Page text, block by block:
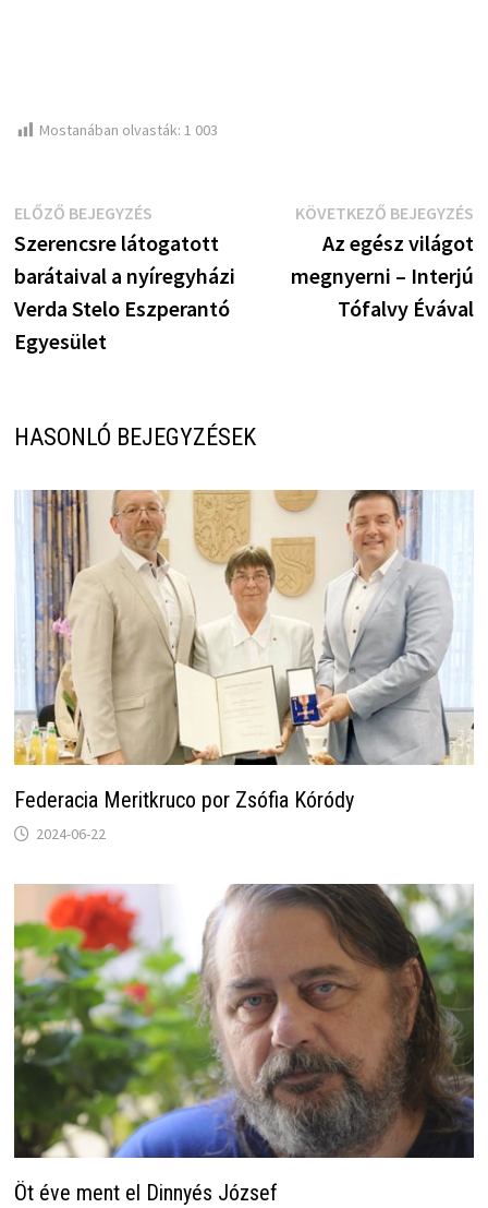
Mostanában olvasták: 1 003
Bejegyzés
navigáció
ELŐZŐ BEJEGYZÉSElőző
bejegyzés:
Szerencsre látogatott
barátaival a nyíregyházi
Verda Stelo Eszperantó
Egyesület
KÖVETKEZŐ BEJEGYZÉS
Az egész világot
megnyerni – Interjú
Tófalvy Évával
HASONLÓ BEJEGYZÉSEK
Federacia Meritkruco por Zsófia Kóródy
2024-06-22
Öt éve ment el Dinnyés József